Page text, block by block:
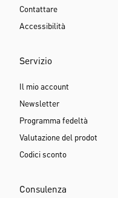
Contattare
Accessibilità
Servizio
Il mio account
Newsletter
Programma fedeltà
Valutazione del prodot
Codici sconto
Consulenza